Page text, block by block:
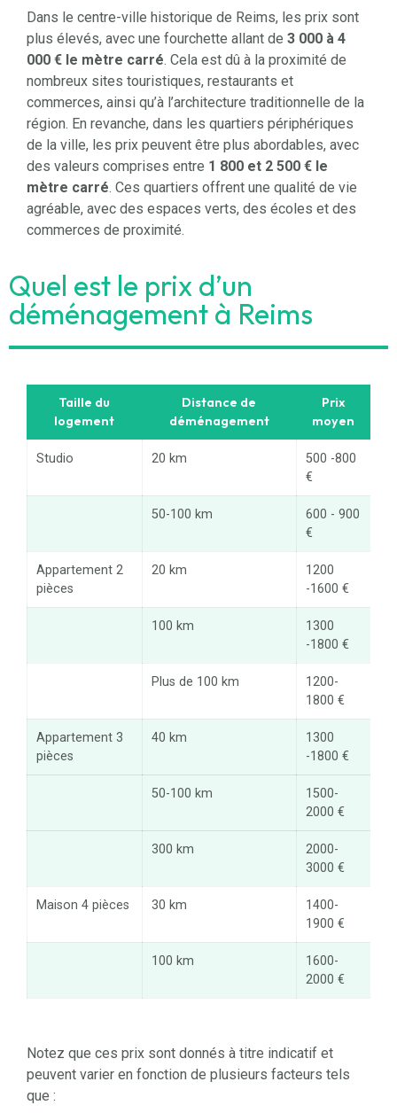
Dans le centre-ville historique de Reims, les prix sont
plus élevés, avec une fourchette allant de 3 000 à 4
000 € le mètre carré. Cela est dû à la proximité de
nombreux sites touristiques, restaurants et
commerces, ainsi qu’à l’architecture traditionnelle de la
région. En revanche, dans les quartiers périphériques
de la ville, les prix peuvent être plus abordables, avec
des valeurs comprises entre 1 800 et 2 500 € le
mètre carré. Ces quartiers offrent une qualité de vie
agréable, avec des espaces verts, des écoles et des
commerces de proximité.
Quel est le prix d’un
déménagement à Reims
Taille du
logement
Distance de
déménagement
Prix
moyen
Studio 20 km
500 -800
€
50-100 km
600 - 900
€
Appartement 2
pièces
20 km
1200
-1600 €
100 km
1300
-1800 €
Plus de 100 km
1200-
1800 €
Appartement 3
pièces
40 km
1300
-1800 €
50-100 km
1500-
2000 €
300 km
2000-
3000 €
Maison 4 pièces 30 km
1400-
1900 €
100 km
1600-
2000 €
Notez que ces prix sont donnés à titre indicatif et
peuvent varier en fonction de plusieurs facteurs tels
que :